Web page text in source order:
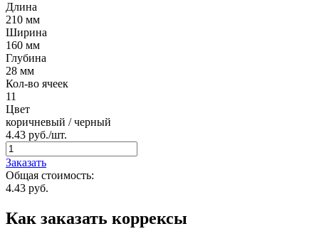
Длина
210 мм
Ширина
160 мм
Глубина
28 мм
Кол-во ячеек
11
Цвет
коричневый / черный
4.43 руб./шт.
Заказать
Общая стоимость:
4.43 руб.
Как заказать коррексы